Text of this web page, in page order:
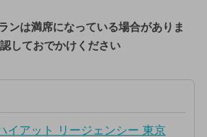
ンは満席になっている場合がありま
しておでかけください
イアット リージェンシー 東京